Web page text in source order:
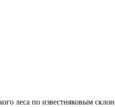
леса по известняковым